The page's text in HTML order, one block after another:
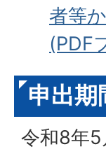
者等
(PDF
申出期
令和8年5